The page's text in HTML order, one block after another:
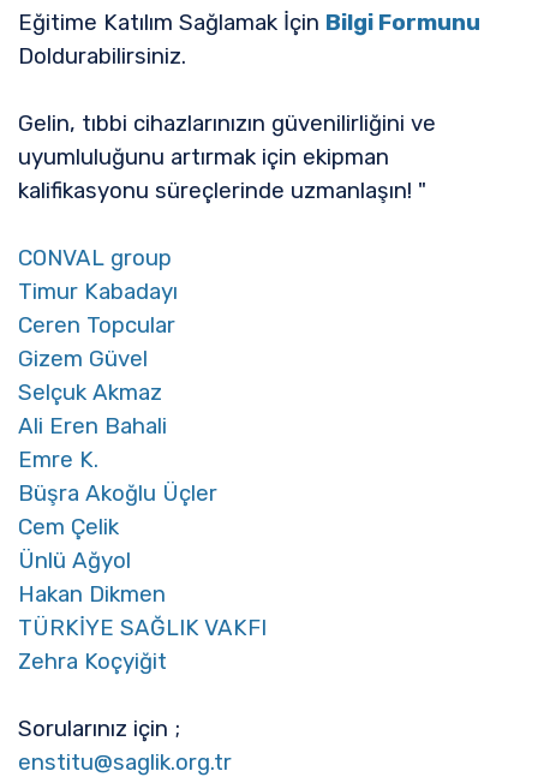
Eğitime Katılım Sağlamak İçin Bilgi Formunu
Doldurabilirsiniz.
Gelin, tıbbi cihazlarınızın güvenilirliğini ve
uyumluluğunu artırmak için ekipman
kalifikasyonu süreçlerinde uzmanlaşın! "
CONVAL group
Timur Kabadayı
Ceren Topcular
Gizem Güvel
Selçuk Akmaz
Ali Eren Bahali
Emre K.
Büşra Akoğlu Üçler
Cem Çelik
Ünlü Ağyol
Hakan Dikmen
TÜRKİYE SAĞLIK VAKFI
Zehra Koçyiğit
Sorularınız için ;
enstitu@saglik.org.tr